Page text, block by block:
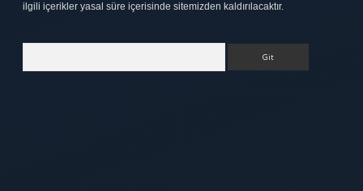
ilgili içerikler yasal süre içerisinde sitemizden kaldırılacaktır.